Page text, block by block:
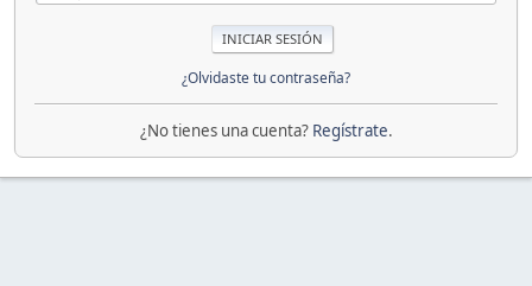
¿Olvidaste tu contraseña?
¿No tienes una cuenta? Regístrate.